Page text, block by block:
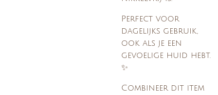
Perfect voor
dagelijks gebruik,
ook als je een
gevoelige huid hebt.
✨
Combineer dit item